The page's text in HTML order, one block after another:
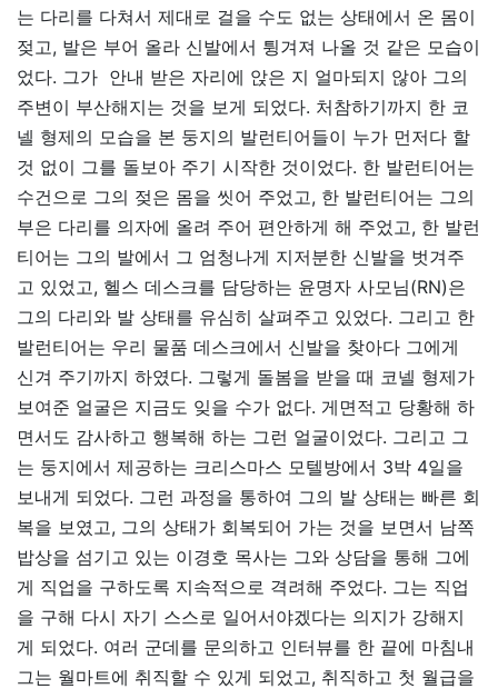
는 다리를 다쳐서 제대로 걸을 수도 없는 상태에서 온 몸이
젖고, 발은 부어 올라 신발에서 튕겨져 나올 것 같은 모습이
었다. 그가 안내 받은 자리에 앉은 지 얼마되지 않아 그의
주변이 부산해지는 것을 보게 되었다. 처참하기까지 한 코
넬 형제의 모습을 본 둥지의 발런티어들이 누가 먼저다 할
것 없이 그를 돌보아 주기 시작한 것이었다. 한 발런티어는
수건으로 그의 젖은 몸을 씻어 주었고, 한 발런티어는 그의
부은 다리를 의자에 올려 주어 편안하게 해 주었고, 한 발런
티어는 그의 발에서 그 엄청나게 지저분한 신발을 벗겨주
고 있었고, 헬스 데스크를 담당하는 윤명자 사모님(RN)은
그의 다리와 발 상태를 유심히 살펴주고 있었다. 그리고 한
발런티어는 우리 물품 데스크에서 신발을 찾아다 그에게
신겨 주기까지 하였다. 그렇게 돌봄을 받을 때 코넬 형제가
보여준 얼굴은 지금도 잊을 수가 없다. 게면적고 당황해 하
면서도 감사하고 행복해 하는 그런 얼굴이었다. 그리고 그
는 둥지에서 제공하는 크리스마스 모텔방에서 3박 4일을
보내게 되었다. 그런 과정을 통하여 그의 발 상태는 빠른 회
복을 보였고, 그의 상태가 회복되어 가는 것을 보면서 남쪽
밥상을 섬기고 있는 이경호 목사는 그와 상담을 통해 그에
게 직업을 구하도록 지속적으로 격려해 주었다. 그는 직업
을 구해 다시 자기 스스로 일어서야겠다는 의지가 강해지
게 되었다. 여러 군데를 문의하고 인터뷰를 한 끝에 마침내
그는 월마트에 취직할 수 있게 되었고, 취직하고 첫 월급을